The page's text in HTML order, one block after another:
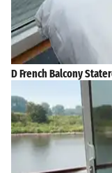
D French Balcony